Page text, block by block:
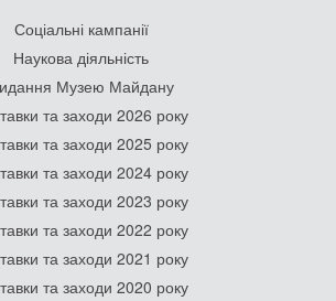
Соціальні кампанії
Наукова діяльність
Музею Майдану
та заходи 2026 року
та заходи 2025 року
та заходи 2024 року
та заходи 2023 року
та заходи 2022 року
та заходи 2021 року
та заходи 2020 року